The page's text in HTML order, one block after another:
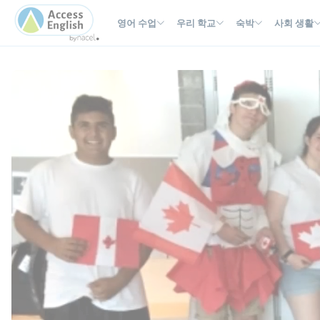
영어 수업 우리 학교 숙박 사회 생활
Cookies management panel